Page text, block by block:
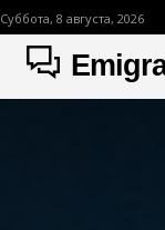
Суббота, 8 августа, 2026